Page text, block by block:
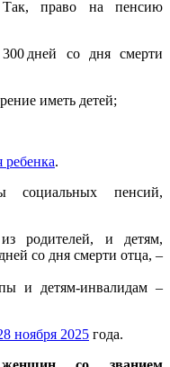
право на пенсию
дней со дня смерти
иметь детей;
ребенка.
социальных пенсий,
родителей, и детям,
со дня смерти отца, –
и детям‑инвалидам –
ноября 2025 года.